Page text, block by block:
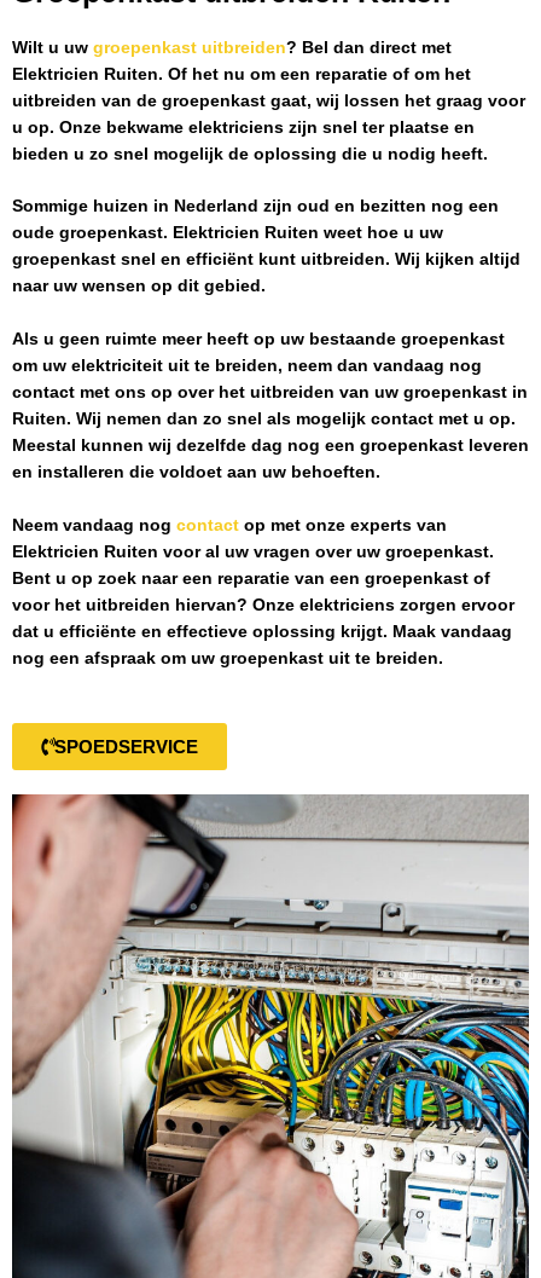
Wilt u uw groepenkast uitbreiden? Bel dan direct met
Elektricien Ruiten. Of het nu om een reparatie of om het
uitbreiden van de groepenkast gaat, wij lossen het graag voor
u op. Onze bekwame elektriciens zijn snel ter plaatse en
bieden u zo snel mogelijk de oplossing die u nodig heeft.
Sommige huizen in Nederland zijn oud en bezitten nog een
oude groepenkast. Elektricien Ruiten weet hoe u uw
groepenkast snel en efficiënt kunt uitbreiden. Wij kijken altijd
naar uw wensen op dit gebied.
Als u geen ruimte meer heeft op uw bestaande groepenkast
om uw elektriciteit uit te breiden, neem dan vandaag nog
contact met ons op over het uitbreiden van uw groepenkast in
Ruiten. Wij nemen dan zo snel als mogelijk contact met u op.
Meestal kunnen wij dezelfde dag nog een groepenkast leveren
en installeren die voldoet aan uw behoeften.
Neem vandaag nog contact op met onze experts van
Elektricien Ruiten voor al uw vragen over uw groepenkast.
Bent u op zoek naar een reparatie van een groepenkast of
voor het uitbreiden hiervan? Onze elektriciens zorgen ervoor
dat u efficiënte en effectieve oplossing krijgt. Maak vandaag
nog een afspraak om uw groepenkast uit te breiden.
SPOEDSERVICE